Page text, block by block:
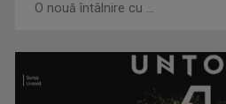
O nouă întâlnire cu ...